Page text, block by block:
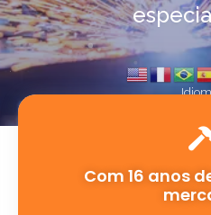
Com 16 anos